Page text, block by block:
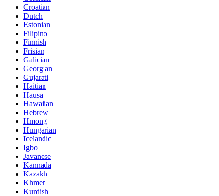
Croatian
Dutch
Estonian
Filipino
Finnish
Frisian
Galician
Georgian
Gujarati
Haitian
Hausa
Hawaiian
Hebrew
Hmong
Hungarian
Icelandic
Igbo
Javanese
Kannada
Kazakh
Khmer
Kurdish